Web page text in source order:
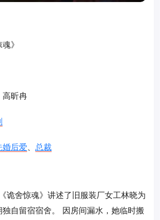
》
高昕冉
婚后爱、 总裁
诡舍惊魂》讲述了旧服装厂女工林晓为
自留宿宿舍。 因房间漏水，她临时搬